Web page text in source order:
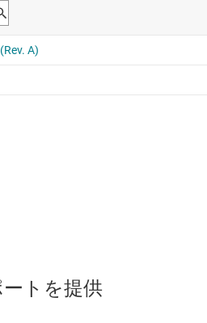
トを提供